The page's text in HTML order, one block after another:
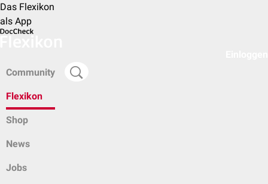
Das Flexikon
als App
Community
Flexikon
Shop
News
Jobs